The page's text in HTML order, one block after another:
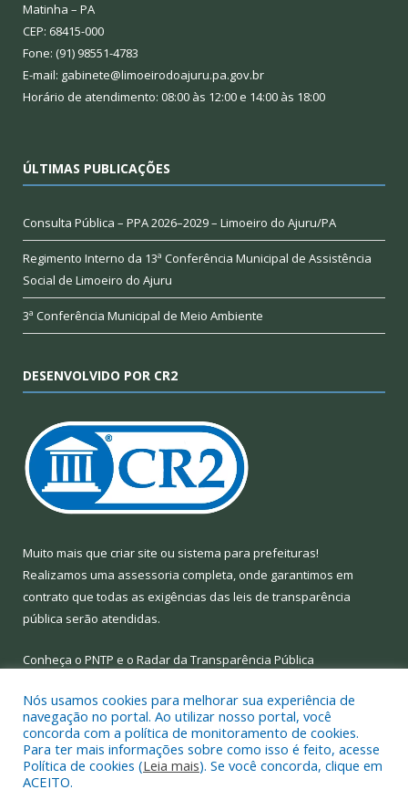
Matinha – PA
CEP: 68415-000
Fone: (91) 98551-4783
E-mail: gabinete@limoeirodoajuru.pa.gov.br
Horário de atendimento: 08:00 às 12:00 e 14:00 às 18:00
ÚLTIMAS PUBLICAÇÕES
Consulta Pública – PPA 2026–2029 – Limoeiro do Ajuru/PA
Regimento Interno da 13ª Conferência Municipal de Assistência
Social de Limoeiro do Ajuru
3ª Conferência Municipal de Meio Ambiente
DESENVOLVIDO POR CR2
Muito mais que criar site ou sistema para prefeituras!
Realizamos uma assessoria completa, onde garantimos em
contrato que todas as exigências das leis de transparência
pública serão atendidas.
Conheça o PNTP e o Radar da Transparência Pública
Todos os direitos reservados a Prefeitura Municipal de Limoeiro
do Ajuru.
Nós usamos cookies para melhorar sua experiência de
navegação no portal. Ao utilizar nosso portal, você
concorda com a política de monitoramento de cookies.
Para ter mais informações sobre como isso é feito, acesse
Política de cookies (Leia mais). Se você concorda, clique em
ACEITO.